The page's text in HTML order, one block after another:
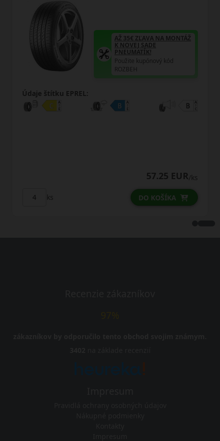
AŽ 35€ ZĽAVA NA MONTÁŽ
PNEUMATÍK!
Použite kupónový kód
ROZBEH
DO KOŠÍKA ks